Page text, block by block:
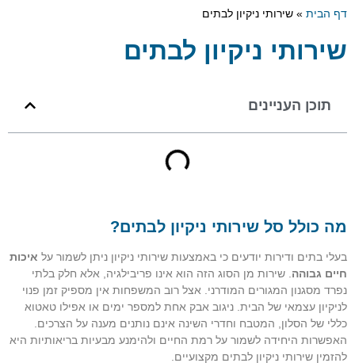
דף הבית » שירותי ניקיון לבתים
שירותי ניקיון לבתים
תוכן העניינים
מה כולל סל שירותי ניקיון לבתים?
בעלי בתים ודירות יודעים כי באמצעות שירותי ניקיון ניתן לשמור על איכות
חיים גבוהה . שירות מן הסוג הזה הוא אינו פריבילגיה, אלא חלק בלתי
נפרד מסגנון המגורים המודרני. אצל רוב המשפחות אין מספיק זמן פנוי
לניקיון עצמאי של הבית. ניגוב אבק אחת למספר ימים או אפילו טאטוא
כללי של הסלון, המטבח וחדרי השינה אינם נותנים מענה על הצרכים.
האפשרות היחידה לשמור על רמת החיים ולהימנע מבעיות בריאותיות היא
להזמין שירותי ניקיון לבתים מקצועיים.